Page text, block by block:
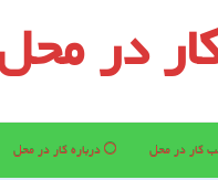
در
كار در محل درباره كار در محل